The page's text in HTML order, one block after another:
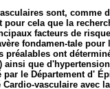
sont, comme
pour cela que la
facteurs de
fondamen-tale pour
préalables ont
ainsi que
par le Département d'
vasculaire avec